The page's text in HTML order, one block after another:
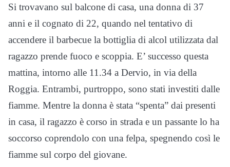
Si trovavano sul balcone di casa, una donna di 37
anni e il cognato di 22, quando nel tentativo di
accendere il barbecue la bottiglia di alcol utilizzata dal
ragazzo prende fuoco e scoppia. E’ successo questa
mattina, intorno alle 11.34 a Dervio, in via della
Roggia. Entrambi, purtroppo, sono stati investiti dalle
fiamme. Mentre la donna è stata “spenta” dai presenti
in casa, il ragazzo è corso in strada e un passante lo ha
soccorso coprendolo con una felpa, spegnendo così le
fiamme sul corpo del giovane.